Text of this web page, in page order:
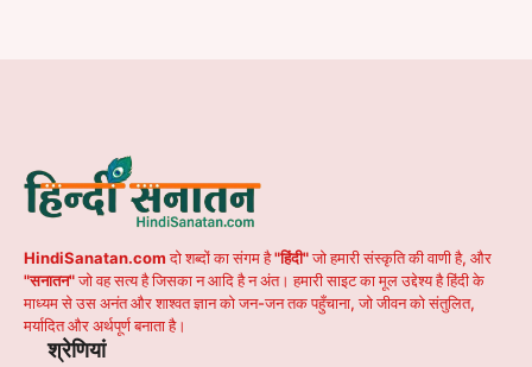
HindiSanatan.comदो शब्दों का संगम है"हिंदी"जो हमारी संस्कृति की वाणी है, और
"सनातन"जो वह सत्य है जिसका न आदि है न अंत। हमारी साइट का मूल उद्देश्य है हिंदी के
माध्यम से उस अनंत और शाश्वत ज्ञान को जन-जन तक पहुँचाना, जो जीवन को संतुलित,
मर्यादित और अर्थपूर्ण बनाता है।
श्रेणियां